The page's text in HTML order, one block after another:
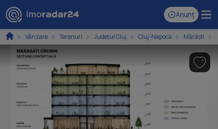
Anunț
Vânzare Terenuri Județul Cluj Cluj-Napoca Mărăști